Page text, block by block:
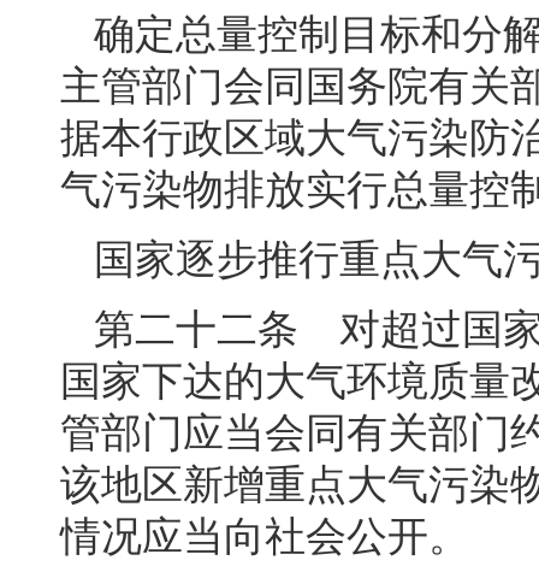
确定总量控制目标和分
主管部门会同国务院有关
据本行政区域大气污染防
气污染物排放实行总量控
国家逐步推行重点大气
第二十二条 对超过国
国家下达的大气环境质量
管部门应当会同有关部门
该地区新增重点大气污染
情况应当向社会公开。